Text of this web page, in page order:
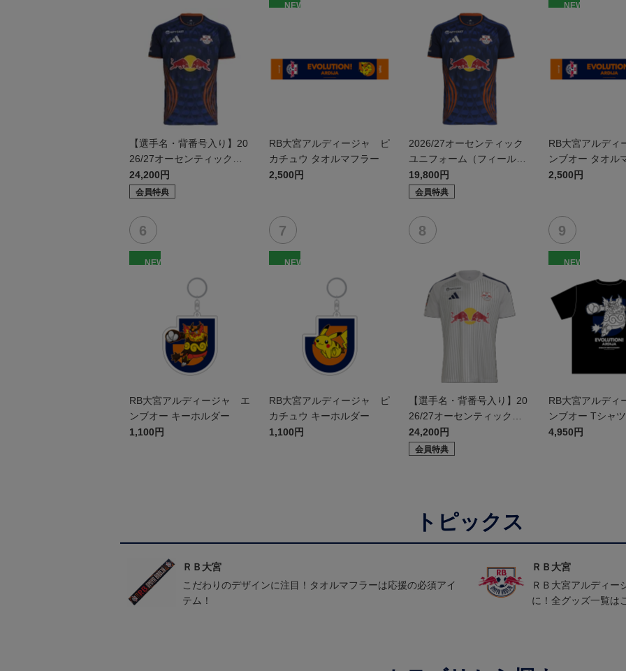
【選手名・背番号入り】20
26/27オーセンティックユ
ニフォーム（フィールド1s
t）
24,200円
会員特典
NEW
RB大宮アルディージャ ピ
カチュウ タオルマフラー
2,500円
2026/27オーセンティック
ユニフォーム（フィールド
1st）
19,800円
会員特典
NEW
RB大宮アルデ
ンブオー タオル
2,500円
NEW
RB大宮アルディージャ エ
ンブオー キーホルダー
1,100円
NEW
RB大宮アルディージャ ピ
カチュウ キーホルダー
1,100円
【選手名・背番号入り】20
26/27オーセンティックユ
ニフォーム（フィールド2n
d）
24,200円
会員特典
NEW
RB大宮アルデ
ンブオー Tシャ
4,950円
トピックス
ＲＢ大宮
こだわりのデザインに注目！タオルマフラーは応援の必須アイ
テム！
ＲＢ大宮
ＲＢ大宮アルディー
に！全グッズ一覧は